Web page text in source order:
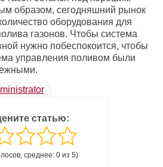
образом, сегодняшний рынок
оборудования для
газонов. Чтобы система
нужно побеспокоится, чтобы
управления поливом были
статью:
среднее: 0 из 5)